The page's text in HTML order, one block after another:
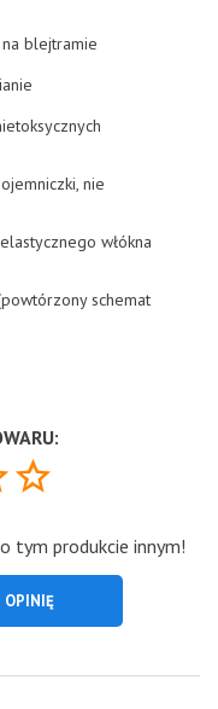
blejtramie
nie
włókna
schemat
tym produkcie innym!
OPINIĘ